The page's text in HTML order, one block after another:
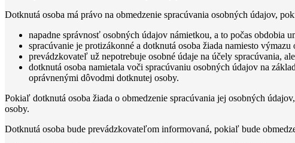
Dotknutá osoba má právo na obmedzenie spracúvania osobných údajov,
napadne správnosť osobných údajov námietkou, a to počas
spracúvanie je protizákonné a dotknutá osoba žiada namiesto
prevádzkovateľ už nepotrebuje osobné údaje na účely spracúvania,
dotknutá osoba namietala voči spracúvaniu osobných údajov na
oprávnenými dôvodmi dotknutej osoby.
Pokiaľ dotknutá osoba žiada o obmedzenie spracúvania jej osobných
osoby.
Dotknutá osoba bude prevádzkovateľom informovaná, pokiaľ bude